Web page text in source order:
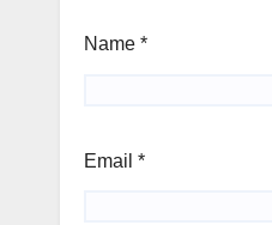
Name *
Email *